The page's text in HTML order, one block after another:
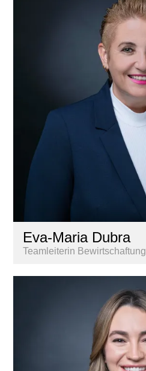
Eva-Maria Dubra
Teamleiterin Bewirtschaftung